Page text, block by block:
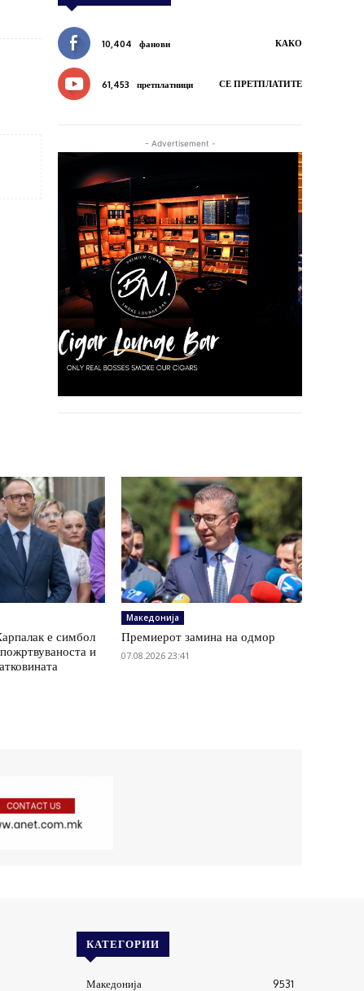
10,404 фанови КАКО
61,453 претплатници СЕ ПРЕТПЛАТИТЕ
- Advertisement -
е симбол
и
Македонија
Премиерот замина на одмор
07.08.2026 23:41
КАТЕГОРИИ
Македонија 9531